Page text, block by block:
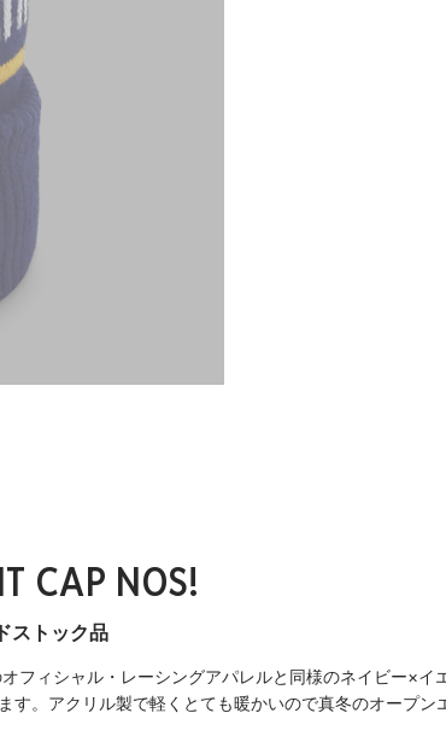
CAP NOS!
ストック品
ィシャル・レーシングアパレルと同様のネイビー×
。アクリル製で軽くとても暖かいので真冬のオープ